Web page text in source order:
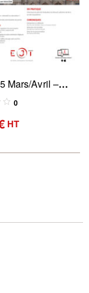
Mars/Avril –
commissaires
0
HT